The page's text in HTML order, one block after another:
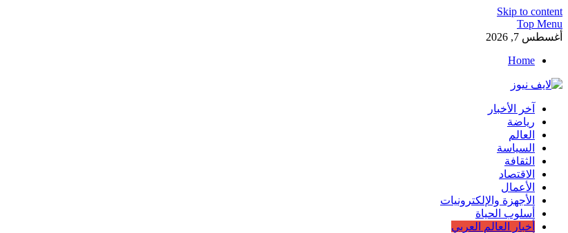
Skip to content
Top Menu
أغسطس 7, 2026
Home
لايف نيوز
آخر الأخبار العاجلة لحظة بلحظة من العالم العربي والعالم
آخر الأخبار
رياضة
العالم
السياسة
الثقافة
الاقتصاد
الأعمال
الأجهزة والإلكترونيات
أسلوب الحياة
أخبار العالم العربي